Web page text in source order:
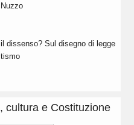
dissenso? Sul disegno di legge
cultura e Costituzione